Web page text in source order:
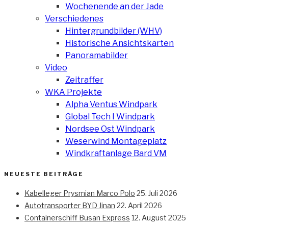
Wochenende an der Jade
Verschiedenes
Hintergrundbilder (WHV)
Historische Ansichtskarten
Panoramabilder
Video
Zeitraffer
WKA Projekte
Alpha Ventus Windpark
Global Tech I Windpark
Nordsee Ost Windpark
Weserwind Montageplatz
Windkraftanlage Bard VM
NEUESTE BEITRÄGE
Kabelleger Prysmian Marco Polo 25. Juli 2026
Autotransporter BYD Jinan 22. April 2026
Containerschiff Busan Express 12. August 2025